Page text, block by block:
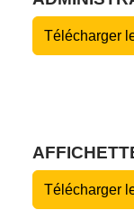
Télécharger
Télécharger